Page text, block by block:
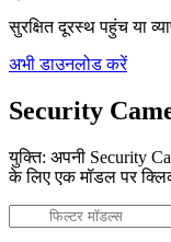
सुरक्षित दूरस्थ पहुंच या
अभी डाउनलोड करें
Security
युक्ति: अपनी Security
के लिए एक मॉडल पर